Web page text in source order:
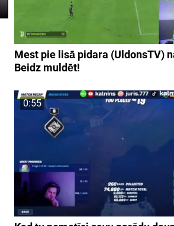
Mest pie lisā pidara (UldonsTV)
Beidz muldēt!
0:55